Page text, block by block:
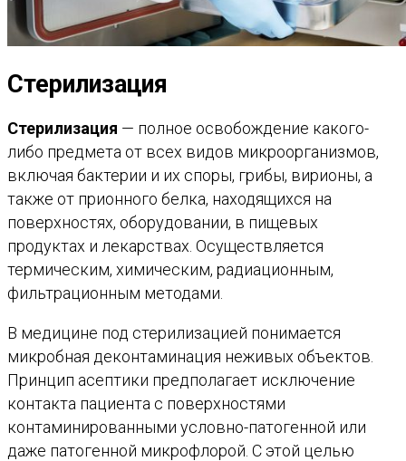
Стерилизация
Стерилизация — полное освобождение какого-
либо предмета от всех видов микроорганизмов,
включая бактерии и их споры, грибы, вирионы, а
также от прионного белка, находящихся на
поверхностях, оборудовании, в пищевых
продуктах и лекарствах. Осуществляется
термическим, химическим, радиационным,
фильтрационным методами.
В медицине под стерилизацией понимается
микробная деконтаминация неживых объектов.
Принцип асептики предполагает исключение
контакта пациента с поверхностями
контаминированными условно-патогенной или
даже патогенной микрофлорой. С этой целью